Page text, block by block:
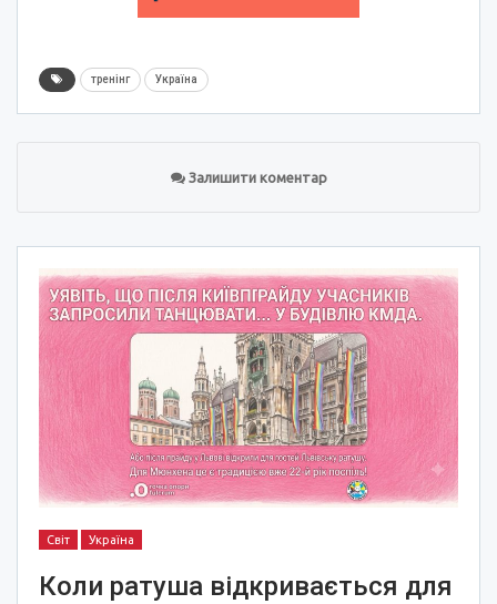
тренінг Україна
Залишити коментар
Світ Україна
Коли ратуша відкривається для